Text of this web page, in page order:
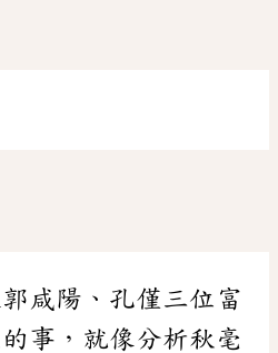
咸陽、孔僅三位富
事，就像分析秋毫